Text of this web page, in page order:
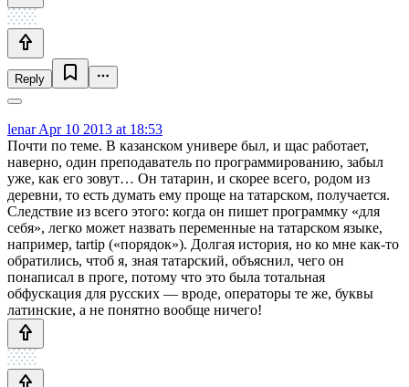
Reply
lenarApr 10 2013 at 18:53
Почти по теме. В казанском универе был, и щас работает,
наверно, один преподаватель по программированию, забыл
уже, как его зовут… Он татарин, и скорее всего, родом из
деревни, то есть думать ему проще на татарском, получается.
Следствие из всего этого: когда он пишет программку «для
себя», легко может назвать переменные на татарском языке,
например, tartip («порядок»). Долгая история, но ко мне как-то
обратились, чтоб я, зная татарский, объяснил, чего он
понаписал в проге, потому что это была тотальная
обфускация для русских — вроде, операторы те же, буквы
латинские, а не понятно вообще ничего!